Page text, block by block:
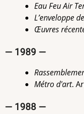
Eau Feu Air
L’enveloppe
Œuvres
— 1989 —
Métro d'art.
— 1988 —